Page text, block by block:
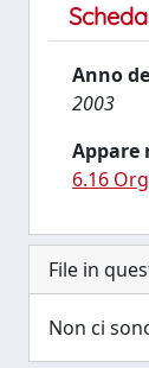
Anno
2003
Appare
6.16
File in
Non ci